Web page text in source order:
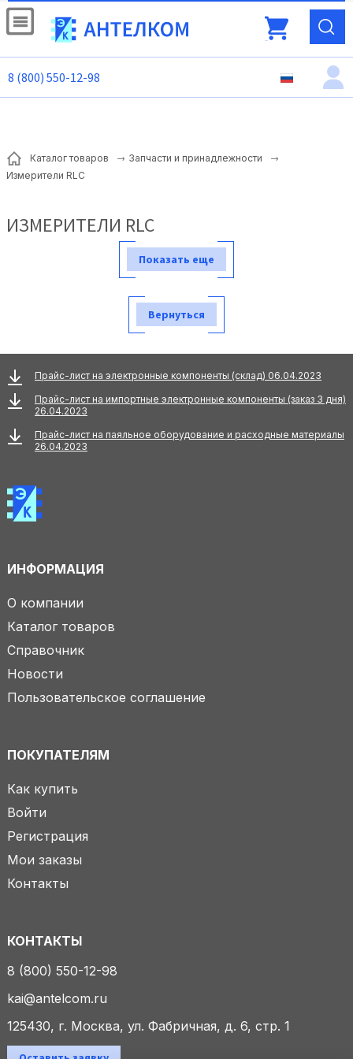
8 (800) 550-12-98
Каталог товаров
Запчасти и принадлежности
Измерители RLC
ИЗМЕРИТЕЛИ RLC
Показать еще
Вернуться
Прайс-лист на электронные компоненты (склад) 06.04.2023
Прайс-лист на импортные электронные компоненты (заказ 3 дня)
26.04.2023
Прайс-лист на паяльное оборудование и расходные материалы
26.04.2023
ИНФОРМАЦИЯ
О компании
Каталог товаров
Справочник
Новости
Пользовательское соглашение
ПОКУПАТЕЛЯМ
Как купить
Войти
Регистрация
Мои заказы
Контакты
КОНТАКТЫ
8 (800) 550-12-98
kai@antelcom.ru
125430, г. Москва, ул. Фабричная, д. 6, стр. 1